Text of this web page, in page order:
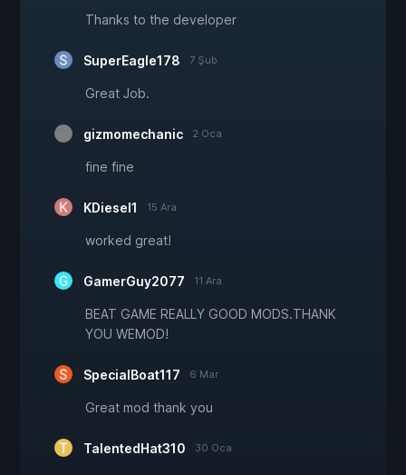
Thanks to the developer
SuperEagle178 7 Şub
Great Job.
gizmomechanic 2 Oca
fine fine
KDiesel1 15 Ara
worked great!
GamerGuy2077 11 Ara
BEAT GAME REALLY GOOD MODS.THANK
YOU WEMOD!
SpecialBoat117 6 Mar
Great mod thank you
TalentedHat310 30 Oca